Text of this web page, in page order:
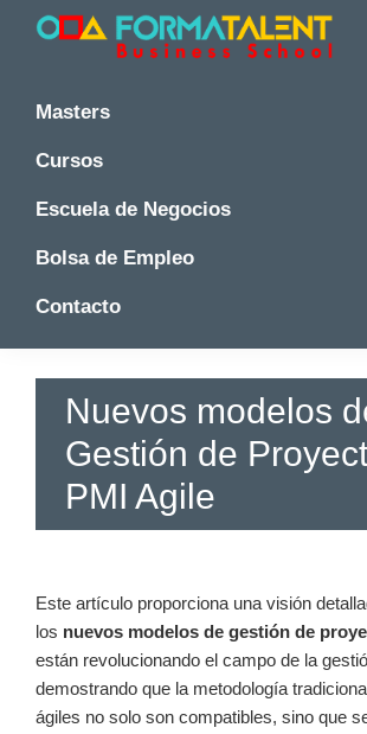
Saltar
Saltar
Saltar
principal
y
Master
en
Madrid
Formatalent
y
en
-
Formatalent
Masters
Cursos
Escuela de Negocios
Bolsa de Empleo
Contacto
Nuevos modelos
Gestión de
PMI Agile
Este artículo proporciona una visión
los nuevos modelos de gestión de
están revolucionando el campo de la
demostrando que la metodología
ágiles no solo son compatibles, sino que